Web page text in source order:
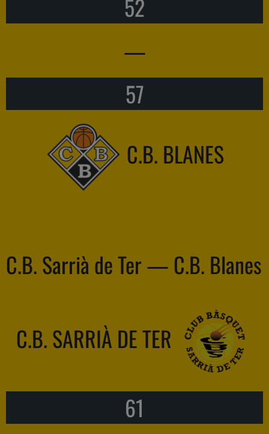
52
—
57
C.B. BLANES
C.B. Sarrià de Ter — C.B. Blanes
C.B. SARRIÀ DE TER
61